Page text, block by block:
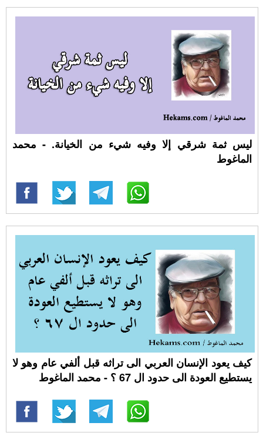
ليس ثمة شرقي إلا وفيه شيء من الخيانة. - محمد
الماغوط
كيف يعود الإنسان العربي الى تراثه قبل ألفي عام وهو لا
يستطيع العودة الى حدود ال 67 ؟ - محمد الماغوط